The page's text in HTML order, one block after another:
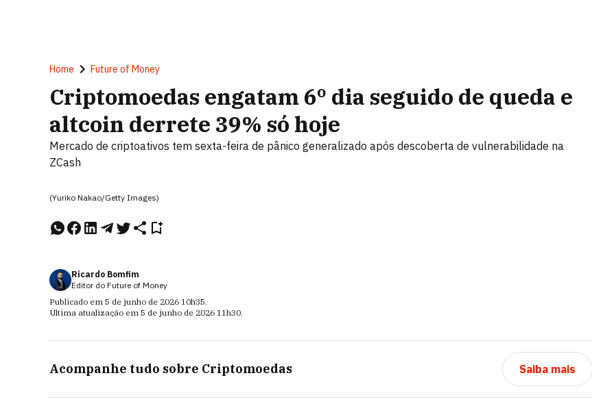
Home Future of Money
Criptomoedas engatam 6º dia seguido de queda e
altcoin derrete 39% só hoje
Mercado de criptoativos tem sexta-feira de pânico generalizado após descoberta de vulnerabilidade na
ZCash
(Yuriko Nakao/Getty Images)
Ricardo Bomfim
Editor do Future of Money
Publicado em 5 de junho de 2026 10h35.
Última atualização em 5 de junho de 2026 11h30.
Acompanhe tudo sobre Criptomoedas Saiba mais